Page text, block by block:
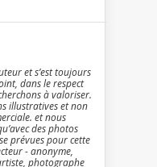
et s’est toujours
dans le respect
à valoriser.
illustratives et non
et nous
des photos
prévues pour cette
- anonyme,
photographe